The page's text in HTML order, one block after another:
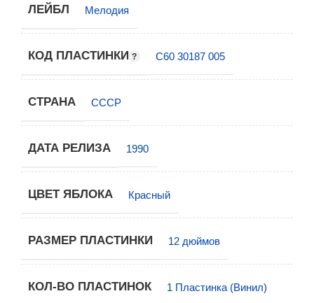
ЛЕЙБЛ Мелодия
КОД ПЛАСТИНКИ С60 30187 005
СТРАНА СССР
ДАТА РЕЛИЗА 1990
ЦВЕТ ЯБЛОКА Красный
РАЗМЕР ПЛАСТИНКИ 12 дюймов
КОЛ-ВО ПЛАСТИНОК 1 Пластинка (Винил)